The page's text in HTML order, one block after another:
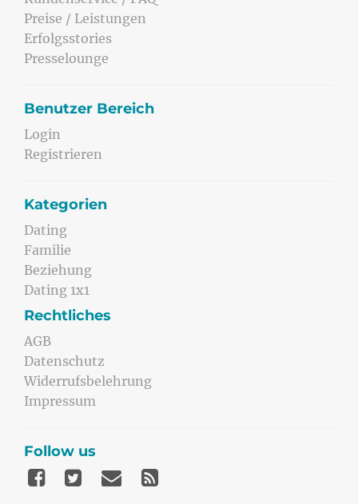
Preise / Leistungen
Erfolgsstories
Presselounge
Benutzer Bereich
Login
Registrieren
Kategorien
Dating
Familie
Beziehung
Dating 1x1
Rechtliches
AGB
Datenschutz
Widerrufsbelehrung
Impressum
Follow us